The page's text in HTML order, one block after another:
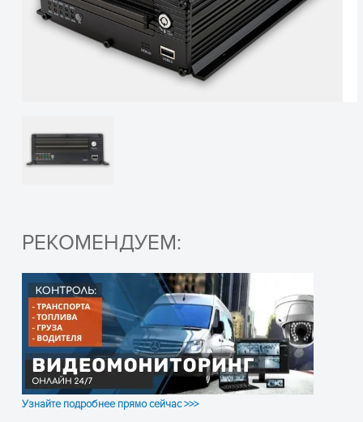
РЕКОМЕНДУЕМ:
Узнайте подробнее прямо сейчас >>>
аналоговые
Видеовыход
1 выход PAL/NTSC,
75 Ом, цифровой
1 или 4 канала
Частота кадров (всего)
PAL: 100 кадров;
Аудиовход: 4-х
Аудиовыход: 1
Базовый
Искажения и шумы:
Режим записи:
Сжатие изображений
H.264 постоянный
Форматы видео
PAL: 4х CIF (352 х
NTSC: 4х CIF (352 х
Видео поток
CIF: 24 – 112 КБ/с
HD1 и D1: 24-192
ОСТАВЬТЕ ЗАЯВКУ
и получите консультацию
ПОЛУЧИТЬ КОНСУЛЬТАЦИЮ